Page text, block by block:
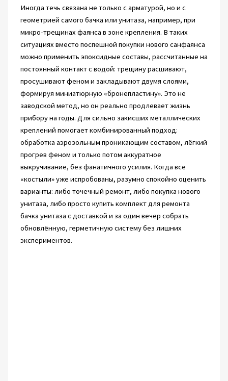
Иногда течь связана не только с арматурой, но и с
геометрией самого бачка или унитаза, например, при
микро-трещинах фаянса в зоне крепления. В таких
ситуациях вместо поспешной покупки нового санфаянса
можно применить эпоксидные составы, рассчитанные на
постоянный контакт с водой: трещину расшивают,
просушивают феном и закладывают двумя слоями,
формируя миниатюрную «бронепластину». Это не
заводской метод, но он реально продлевает жизнь
прибору на годы. Для сильно закисших металлических
креплений помогает комбинированный подход:
обработка аэрозольным проникающим составом, лёгкий
прогрев феном и только потом аккуратное
выкручивание, без фанатичного усилия. Когда все
«костыли» уже испробованы, разумно спокойно оценить
варианты: либо точечный ремонт, либо покупка нового
унитаза, либо просто купить комплект для ремонта
бачка унитаза с доставкой и за один вечер собрать
обновлённую, герметичную систему без лишних
экспериментов.